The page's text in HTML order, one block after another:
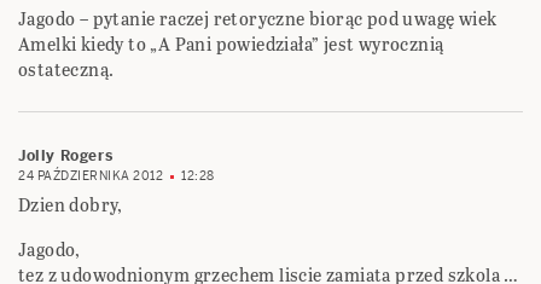
Jagodo – pytanie raczej retoryczne biorąc pod uwagę wiek
Amelki kiedy to „A Pani powiedziała” jest wyrocznią
ostateczną.
Jolly Rogers
24 PAŹDZIERNIKA 2012 12:28
Dzien dobry,
Jagodo,
tez z udowodnionym grzechem liscie zamiata przed szkola …